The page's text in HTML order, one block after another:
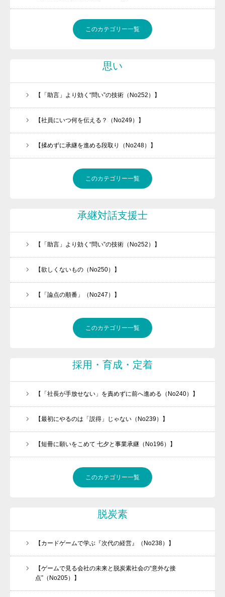
このカテゴリー一覧
思い
【「助言」より効く“問い”の技術（No252）】
【社員にいつ何を伝える？（No249）】
【揉めずに承継を進める段取り（No248）】
このカテゴリー一覧
承継対話支援士
【「助言」より効く“問い”の技術（No252）】
【欲しくないもの（No250）】
【「論点の順番」（No247）】
このカテゴリー一覧
採用・育成・定着
【「社長が手放せない」を責めずに前へ進める（No240）】
【最初にやるのは「説得」じゃない（No239）】
【短冊に願いをこめて 七夕と事業承継（No196）】
このカテゴリー一覧
脱炭素
【カードゲームで学ぶ『次代の経営』（No238）】
【ゲームで見る会社の未来と脱炭素社会の“意外な接
点”（No205）】